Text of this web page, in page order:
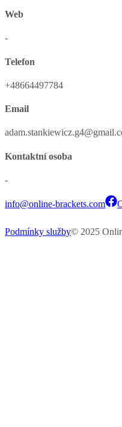
Web
-
Telefon
+48664497784
Email
Kontaktní osoba
-
info@online-brackets.com
Podmínky služby© 2025